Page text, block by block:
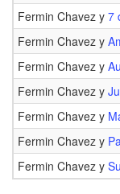
Fermin Chavez y 7
Fermin Chavez y
Fermin Chavez y
Fermin Chavez y
Fermin Chavez y
Fermin Chavez y
Fermin Chavez y